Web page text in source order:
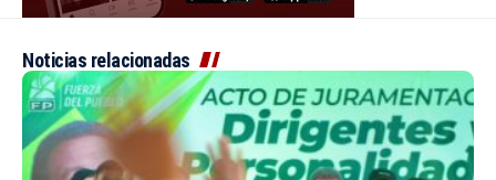
Noticias relacionadas